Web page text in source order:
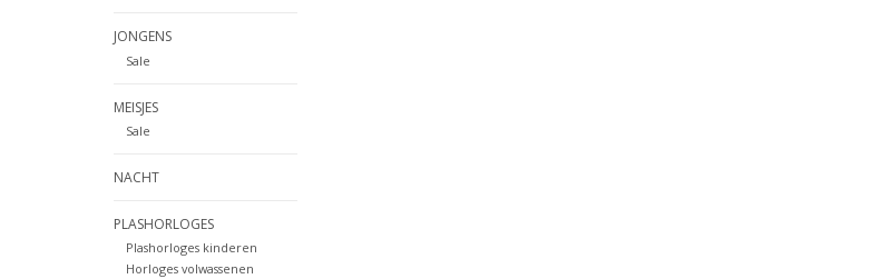
JONGENS
Sale
MEISJES
Sale
NACHT
PLASHORLOGES
Plashorloges kinderen
Horloges volwassenen